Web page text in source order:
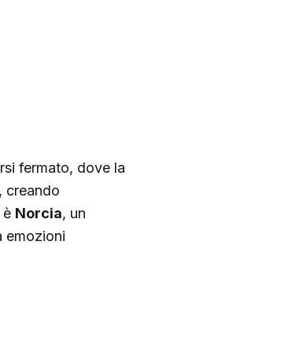
fermato, dove la
creando
è Norcia, un
emozioni